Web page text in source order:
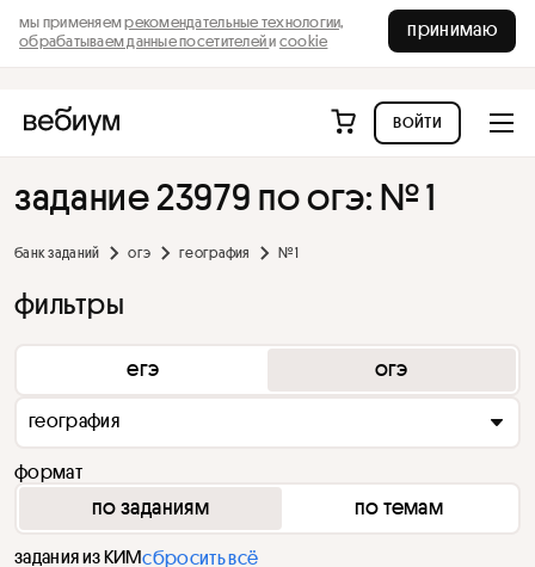
мы применяемрекомендательные технологии,
обрабатываем данные посетителейи cookie
принимаю
войти
задание 23979 по огэ: № 1
банк заданий огэ география № 1
фильтры
егэ огэ
география
формат
по заданиям по темам
задания из КИМсбросить всё